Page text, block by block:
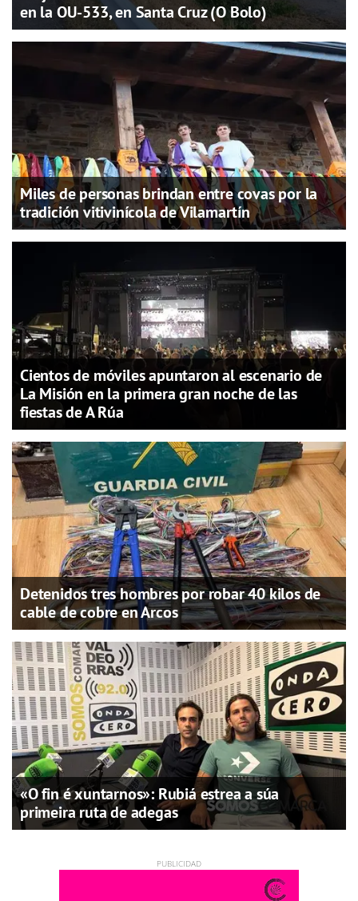
en la OU-533, en Santa Cruz (O Bolo)
Miles de personas brindan entre covas por la
tradición vitivinícola de Vilamartín
Cientos de móviles apuntaron al escenario de
La Misión en la primera gran noche de las
fiestas de A Rúa
Detenidos tres hombres por robar 40 kilos de
cable de cobre en Arcos
«O fin é xuntarnos»: Rubiá estrea a súa
primeira ruta de adegas